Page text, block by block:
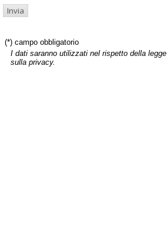
(*) campo obbligatorio
I dati saranno utilizzati nel rispetto della legge
sulla privacy.